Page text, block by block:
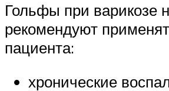
Гольфы при варикозе
рекомендуют
пациента:
хронические